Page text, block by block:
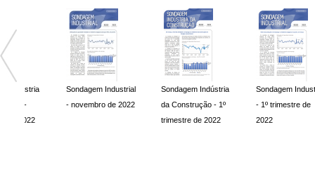
Industrial
de 2022
Sondagem Indústria
da Construção - 1º
Sondagem Industrial
- 1º trimestre de
2022
da